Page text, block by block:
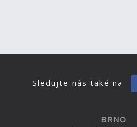
Sledujte nás také na
BRNO